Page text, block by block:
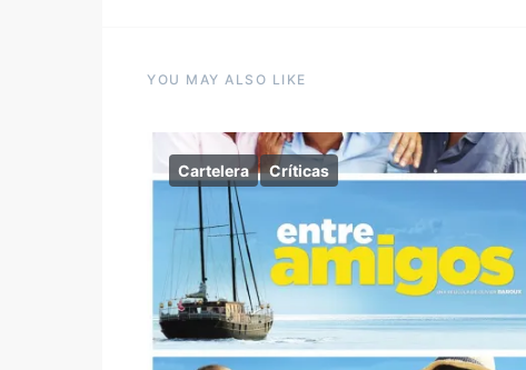
YOU MAY ALSO LIKE
Cartelera Críticas